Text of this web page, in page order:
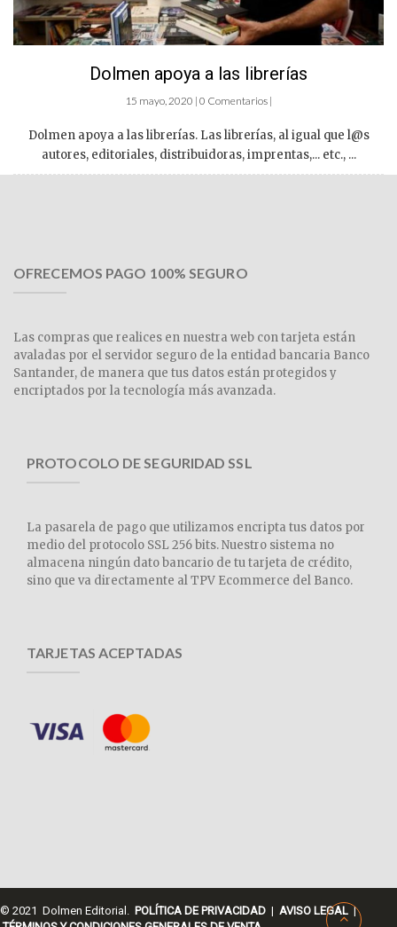
Dolmen apoya a las librerías
15 mayo, 2020 | 0 Comentarios |
Dolmen apoya a las librerías. Las librerías, al igual que l@s
autores, editoriales, distribuidoras, imprentas,... etc., ...
OFRECEMOS PAGO 100% SEGURO
Las compras que realices en nuestra web con tarjeta están
avaladas por el servidor seguro de la entidad bancaria Banco
Santander, de manera que tus datos están protegidos y
encriptados por la tecnología más avanzada.
PROTOCOLO DE SEGURIDAD SSL
La pasarela de pago que utilizamos encripta tus datos por
medio del protocolo SSL 256 bits. Nuestro sistema no
almacena ningún dato bancario de tu tarjeta de crédito,
sino que va directamente al TPV Ecommerce del Banco.
TARJETAS ACEPTADAS
© 2021 Dolmen Editorial. POLÍTICA DE PRIVACIDAD | AVISO LEGAL |